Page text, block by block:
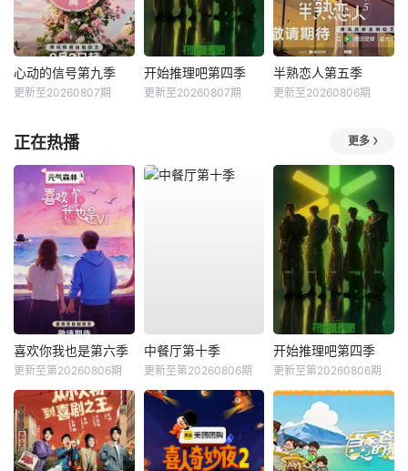
心动的信号第九季
更新至20260807期
开始推理吧第四季
更新至20260807期
半熟恋人第五季
更新至20260806期
正在热播 更多
喜欢你我也是第六季
更新至第20260806期
中餐厅第十季
更新至第20260806期
开始推理吧第四季
更新至第20260806期